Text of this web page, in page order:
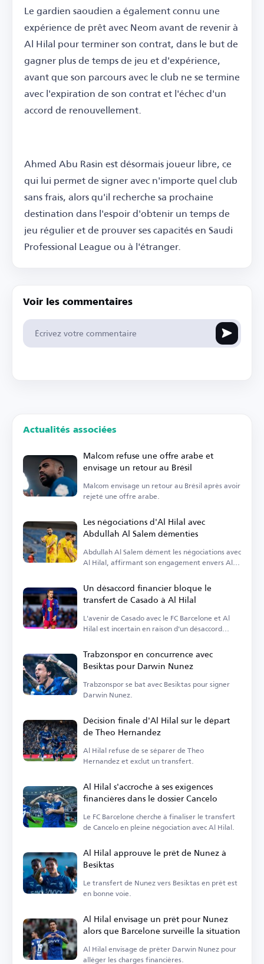
Le gardien saoudien a également connu une
expérience de prêt avec Neom avant de revenir à
Al Hilal pour terminer son contrat, dans le but de
gagner plus de temps de jeu et d'expérience,
avant que son parcours avec le club ne se termine
avec l'expiration de son contrat et l'échec d'un
accord de renouvellement.
Ahmed Abu Rasin est désormais joueur libre, ce
qui lui permet de signer avec n'importe quel club
sans frais, alors qu'il recherche sa prochaine
destination dans l'espoir d'obtenir un temps de
jeu régulier et de prouver ses capacités en Saudi
Professional League ou à l'étranger.
Voir les commentaires
Actualités associées
Malcom refuse une offre arabe et
envisage un retour au Brésil
Malcom envisage un retour au Brésil après avoir
rejeté une offre arabe.
Les négociations d'Al Hilal avec
Abdullah Al Salem démenties
Abdullah Al Salem dément les négociations avec
Al Hilal, affirmant son engagement envers Al
Un désaccord financier bloque le
transfert de Casado à Al Hilal
L'avenir de Casado avec le FC Barcelone et Al
Hilal est incertain en raison d'un désaccord
Trabzonspor en concurrence avec
Besiktas pour Darwin Nunez
Trabzonspor se bat avec Besiktas pour signer
Darwin Nunez.
Décision finale d'Al Hilal sur le départ
de Theo Hernandez
Al Hilal refuse de se séparer de Theo
Hernandez et exclut un transfert.
Al Hilal s'accroche à ses exigences
financières dans le dossier Cancelo
Le FC Barcelone cherche à finaliser le transfert
de Cancelo en pleine négociation avec Al Hilal.
Al Hilal approuve le prêt de Nunez à
Besiktas
Le transfert de Nunez vers Besiktas en prêt est
en bonne voie.
Al Hilal envisage un prêt pour Nunez
alors que Barcelone surveille la situation
Al Hilal envisage de prêter Darwin Nunez pour
alléger les charges financières.